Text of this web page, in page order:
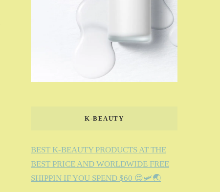
K-BEAUTY
BEST K-BEAUTY PRODUCTS AT THE
BEST PRICE AND WORLDWIDE FREE
SHIPPIN IF YOU SPEND $60 😍🛩️🌏